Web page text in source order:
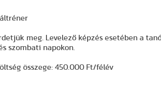
meg. Levelező képzés esetében a
szombati napokon.
összege: 450.000 Ft/félév